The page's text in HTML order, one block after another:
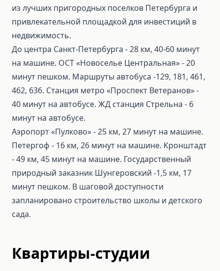
из лучших пригородных поселков Петербурга и
привлекательной площадкой для инвестиций в
недвижимость.
До центра Санкт-Петербурга - 28 км, 40-60 минут
на машине. ОСТ «Новоселье Центральная» - 20
минут пешком. Маршруты автобуса -129, 181, 461,
462, 636. Станция метро «Проспект Ветеранов» -
40 минут на автобусе. ЖД станция Стрельна - 6
минут на автобусе.
Аэропорт «Пулково» - 25 км, 27 минут на машине.
Петергоф - 16 км, 26 минут на машине. Кронштадт
- 49 км, 45 минут на машине. Государственный
природный заказник Шунгеровский -1,5 км, 17
минут пешком. В шаговой доступности
запланировано строительство школы и детского
сада.
Квартиры-студии